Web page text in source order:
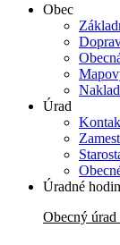
Obec
Úrad
Úradné
Obecný úrad